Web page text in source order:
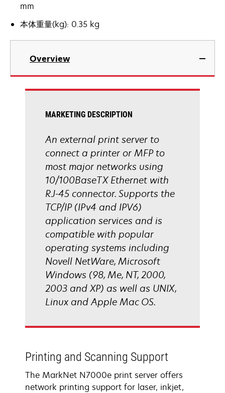
mm
本体重量(kg): 0.35 kg
Overview
MARKETING DESCRIPTION
An external print server to
connect a printer or MFP to
most major networks using
10/100BaseTX Ethernet with
RJ-45 connector. Supports the
TCP/IP (IPv4 and IPV6)
application services and is
compatible with popular
operating systems including
Novell NetWare, Microsoft
Windows (98, Me, NT, 2000,
2003 and XP) as well as UNIX,
Linux and Apple Mac OS.
Printing and Scanning Support
The MarkNet N7000e print server offers
network printing support for laser, inkjet,